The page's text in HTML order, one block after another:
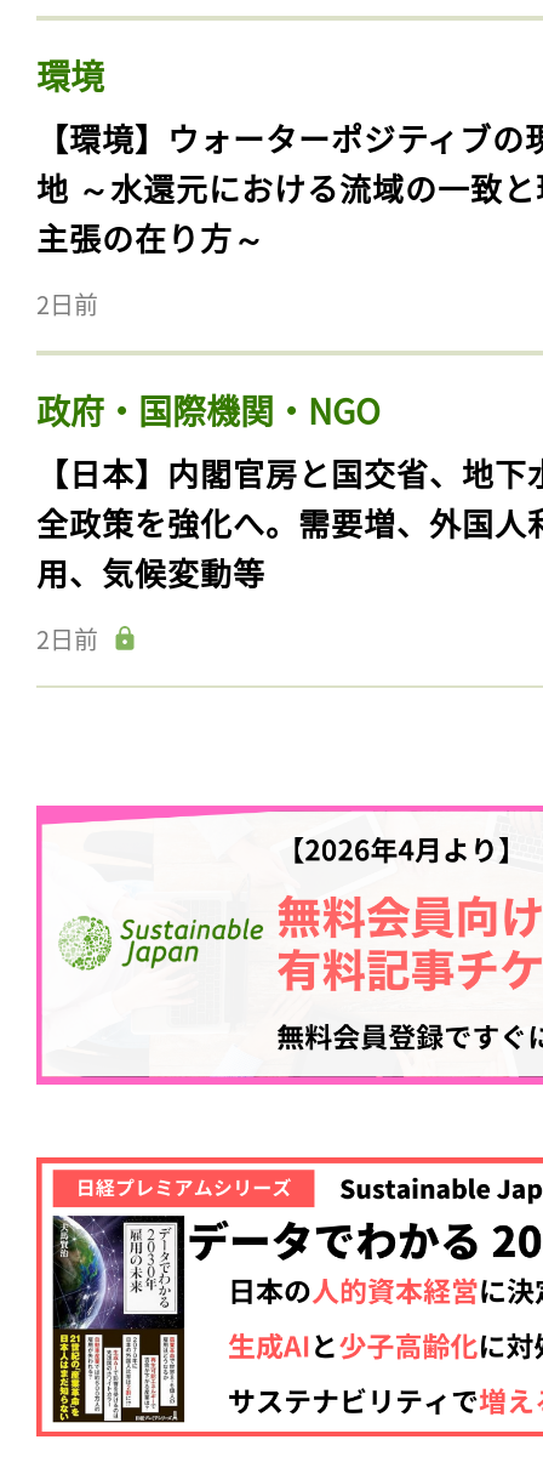
環境
【環境】ウォーターポジティブの
地 ～水還元における流域の一致
主張の在り方～
2日前
政府・国際機関・NGO
【日本】内閣官房と国交省、地下
全政策を強化へ。需要増、外国人
用、気候変動等
2日前